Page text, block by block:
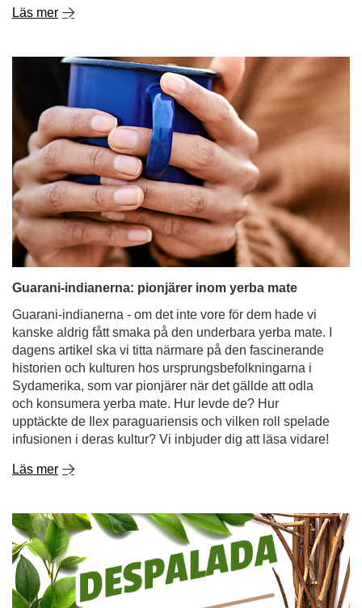
Läs mer
Guarani-indianerna: pionjärer inom yerba mate
Guarani-indianerna - om det inte vore för dem hade vi
kanske aldrig fått smaka på den underbara yerba mate. I
dagens artikel ska vi titta närmare på den fascinerande
historien och kulturen hos ursprungsbefolkningarna i
Sydamerika, som var pionjärer när det gällde att odla
och konsumera yerba mate. Hur levde de? Hur
upptäckte de Ilex paraguariensis och vilken roll spelade
infusionen i deras kultur? Vi inbjuder dig att läsa vidare!
Läs mer